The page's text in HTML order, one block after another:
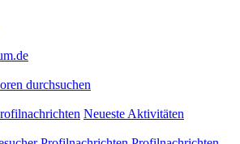
durchsuchen
Neueste Aktivitäten